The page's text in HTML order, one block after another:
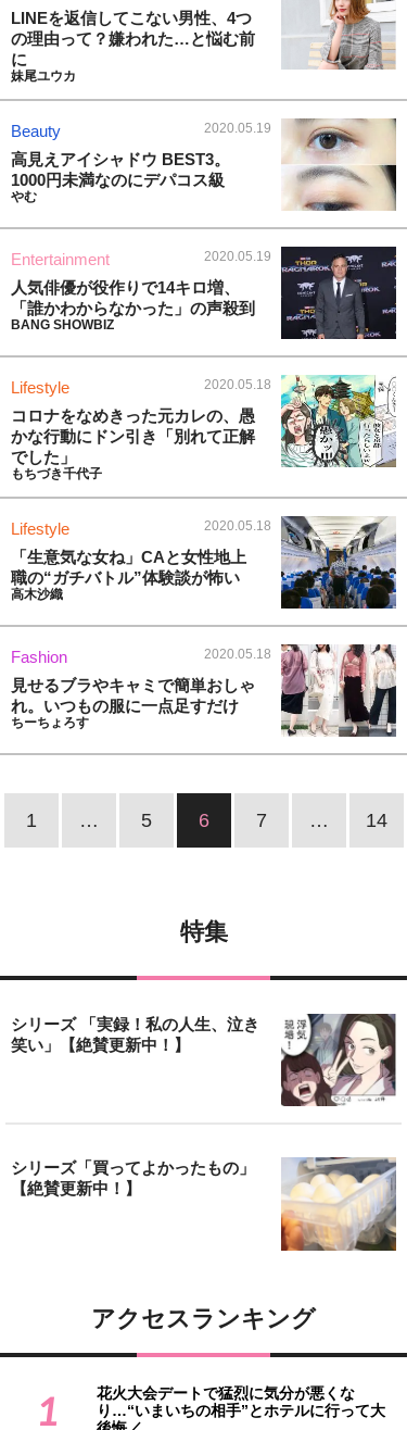
LINEを返信してこない男性、4つ
の理由って？嫌われた…と悩む前
に
妹尾ユウカ
Beauty 2020.05.19
高見えアイシャドウ BEST3。
1000円未満なのにデパコス級
やむ
Entertainment 2020.05.19
人気俳優が役作りで14キロ増、
「誰かわからなかった」の声殺到
BANG SHOWBIZ
Lifestyle 2020.05.18
コロナをなめきった元カレの、愚
かな行動にドン引き「別れて正解
でした」
もちづき千代子
Lifestyle 2020.05.18
「生意気な女ね」CAと女性地上
職の“ガチバトル”体験談が怖い
高木沙織
Fashion 2020.05.18
見せるブラやキャミで簡単おしゃ
れ。いつもの服に一点足すだけ
ちーちょろす
1 … 5 6 7 … 14
特集
シリーズ 「実録！私の人生、泣き
笑い」【絶賛更新中！】
シリーズ「買ってよかったもの」
【絶賛更新中！】
アクセスランキング
1
花火大会デートで猛烈に気分が悪くな
り…“いまいちの相手”とホテルに行って大